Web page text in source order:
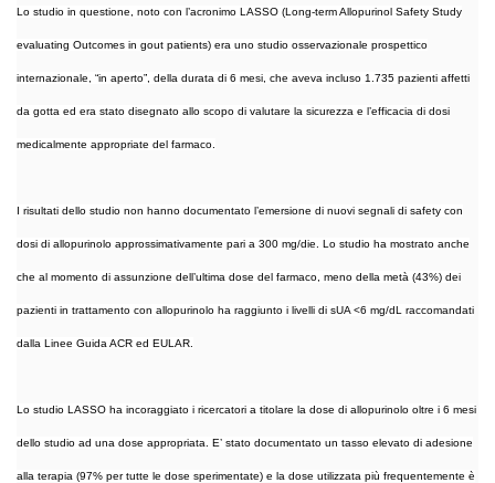
Lo studio in questione, noto con l’acronimo LASSO (Long-term Allopurinol Safety Study
evaluating Outcomes in gout patients) era uno studio osservazionale prospettico
internazionale, “in aperto”, della durata di 6 mesi, che aveva incluso 1.735 pazienti affetti
da gotta ed era stato disegnato allo scopo di valutare la sicurezza e l’efficacia di dosi
medicalmente appropriate del farmaco.
I risultati dello studio non hanno documentato l’emersione di nuovi segnali di safety con
dosi di allopurinolo approssimativamente pari a 300 mg/die. Lo studio ha mostrato anche
che al momento di assunzione dell’ultima dose del farmaco, meno della metà (43%) dei
pazienti in trattamento con allopurinolo ha raggiunto i livelli di sUA <6 mg/dL raccomandati
dalla Linee Guida ACR ed EULAR.
Lo studio LASSO ha incoraggiato i ricercatori a titolare la dose di allopurinolo oltre i 6 mesi
dello studio ad una dose appropriata. E’ stato documentato un tasso elevato di adesione
alla terapia (97% per tutte le dose sperimentate) e la dose utilizzata più frequentemente è